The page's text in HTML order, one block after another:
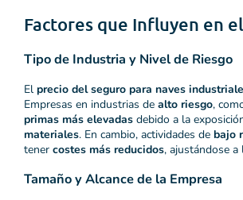
Factores que Influyen en
Tipo de Industria y Nivel de Riesgo
El precio del seguro para naves
Empresas en industrias de alto riesgo,
primas más elevadas debido a la
materiales. En cambio, actividades de bajo
tener costes más reducidos, ajustándose
Tamaño y Alcance de la Empresa